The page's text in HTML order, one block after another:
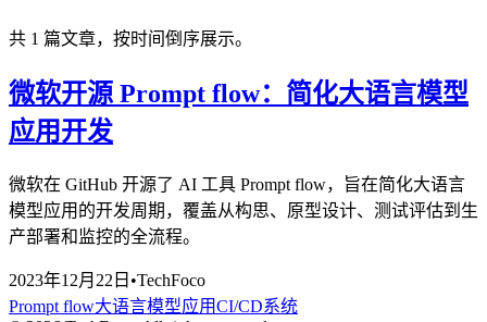
共 1 篇文章，按时间倒序展示。
微软开源 Prompt flow：简化大语言模型
应用开发
微软在 GitHub 开源了 AI 工具 Prompt flow，旨在简化大语言
模型应用的开发周期，覆盖从构思、原型设计、测试评估到生
产部署和监控的全流程。
2023年12月22日 •TechFoco
Prompt flow大语言模型应用CI/CD系统